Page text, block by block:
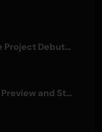
Virtual Idol Group FouRTe Project Debuts with 'ALL IN' Album Produced by m-flo's ☆Taku Takahashi
BLACK TORCH Episode 6 Preview and Streaming Details